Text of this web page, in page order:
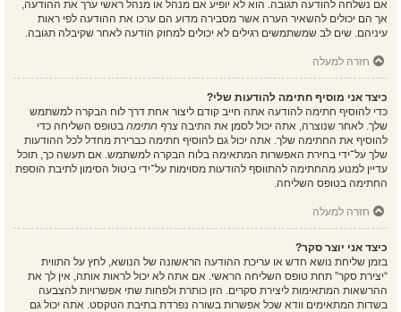
אם נשלחה להודעה תגובה. הוא לא יופיע אם מנהל או מנהל ראשי ערך את ההודעה,
אך הם יכולים להשאיר הערה אשר מסבירה מדוע הם ערכו את ההודעה לפי ראות
עיניהם. שים לב שמשתמשים רגילים לא יכולים למחוק הודעה לאחר שקיבלה תגובה.
חזרה למעלה
כיצד אני מוסיף חתימה להודעות שלי?
כדי להוסיף חתימה להודעה אתה חייב קודם ליצור אחת דרך לוח הבקרה למשתמש
שלך. לאחר שנוצרה, אתה יכול לסמן את התיבה צרף חתימה בטופס השליחה כדי
להוסיף את החתימה שלך. אתה יכול גם להוסיף חתימה כברירת מחדל לכל ההודעות
שלך על־ידי בחירת האפשרות המתאימה בלוח הבקרה למשתמש. אם תעשה כך, תוכל
עדיין למנוע מהחתימה להתווסף להודעות מסוימות על־ידי ביטול הסימון לתיבת הוספת
החתימה בטופס השליחה.
חזרה למעלה
כיצד אני יוצר סקר?
בזמן שליחת נושא חדש או עריכת ההודעה הראשונה של הנושא, לחץ על התווית
“יצירת סקר” תחת טופס השליחה הראשי. אם אתה לא יכול לראות אותה, אין לך את
ההרשאות המתאימות ליצירת סקרים. הזן כותרת ולפחות שתי אפשרויות להצבעה
בשדות המתאימים וודא שכל אפשרות בשורה נפרדת בתיבת הטקסט. אתה יכול גם